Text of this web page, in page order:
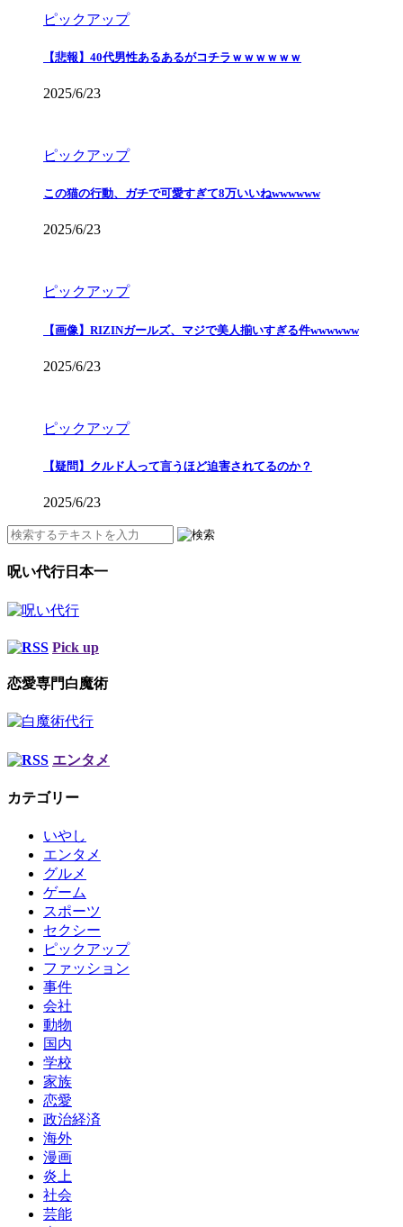
ピックアップ
【悲報】40代男性あるあるがコチラｗｗｗｗｗｗ
2025/6/23
ピックアップ
この猫の行動、ガチで可愛すぎて8万いいねwwwwww
2025/6/23
ピックアップ
【画像】RIZINガールズ、マジで美人揃いすぎる件wwwwww
2025/6/23
ピックアップ
【疑問】クルド人って言うほど迫害されてるのか？
2025/6/23
呪い代行日本一
Pick up
恋愛専門白魔術
エンタメ
カテゴリー
いやし
エンタメ
グルメ
ゲーム
スポーツ
セクシー
ピックアップ
ファッション
事件
会社
動物
国内
学校
家族
恋愛
政治経済
海外
漫画
炎上
社会
芸能